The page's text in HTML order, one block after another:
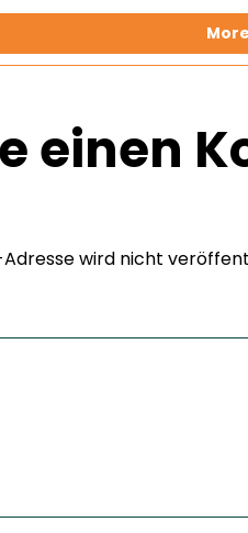
einen
Adresse wird nicht